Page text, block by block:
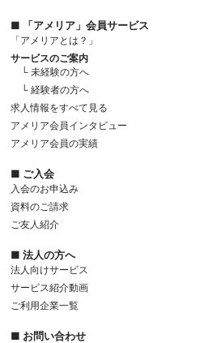
■ 「アメリア」会員サービス
「アメリアとは？」
サービスのご案内
└ 未経験の方へ
└ 経験者の方へ
求人情報をすべて見る
アメリア会員インタビュー
アメリア会員の実績
■ ご入会
入会のお申込み
資料のご請求
ご友人紹介
■ 法人の方へ
法人向けサービス
サービス紹介動画
ご利用企業一覧
■ お問い合わせ